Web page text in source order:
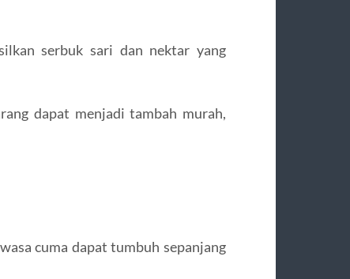
serbuk sari dan nektar yang
dapat menjadi tambah murah,
cuma dapat tumbuh sepanjang